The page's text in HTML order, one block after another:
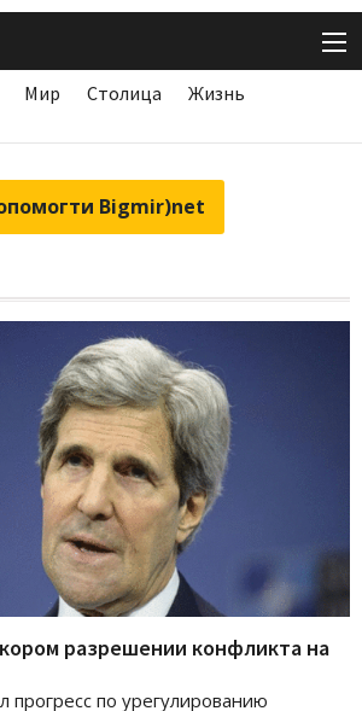
Мир Столица
Жизнь
Bigmir)net
разрешении конфликта на
прогресс по урегулированию